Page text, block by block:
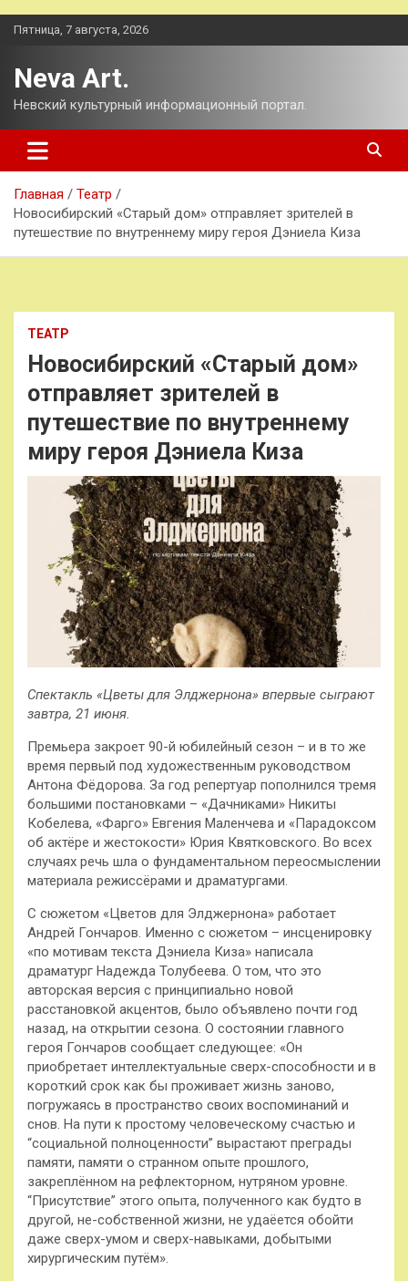
Перейти
Пятница, 7 августа, 2026
Neva Art.
Невский культурный информационный портал.
Главная
Театр
Новосибирский «Старый дом» отправляет зрителей в
путешествие по внутреннему миру героя Дэниела Киза
ТЕАТР
Новосибирский «Старый дом»
отправляет зрителей в
путешествие по внутреннему
миру героя Дэниела Киза
Спектакль «Цветы для Элджернона» впервые сыграют
завтра, 21 июня.
Премьера закроет 90-й юбилейный сезон – и в то же
время первый под художественным руководством
Антона Фёдорова. За год репертуар пополнился тремя
большими постановками – «Дачниками» Никиты
Кобелева, «Фарго» Евгения Маленчева и «Парадоксом
об актёре и жестокости» Юрия Квятковского. Во всех
случаях речь шла о фундаментальном переосмыслении
материала режиссёрами и драматургами.
С сюжетом «Цветов для Элджернона» работает
Андрей Гончаров. Именно с сюжетом – инсценировку
«по мотивам текста Дэниела Киза» написала
драматург Надежда Толубеева. О том, что это
авторская версия с принципиально новой
расстановкой акцентов, было объявлено почти год
назад, на открытии сезона. О состоянии главного
героя Гончаров сообщает следующее: «Он
приобретает интеллектуальные сверх-способности и в
короткий срок как бы проживает жизнь заново,
погружаясь в пространство своих воспоминаний и
снов. На пути к простому человеческому счастью и
“социальной полноценности” вырастают преграды
памяти, памяти о странном опыте прошлого,
закреплённом на рефлекторном, нутряном уровне.
“Присутствие” этого опыта, полученного как будто в
другой, не-собственной жизни, не удаёется обойти
даже сверх-умом и сверх-навыками, добытыми
хирургическим путём».